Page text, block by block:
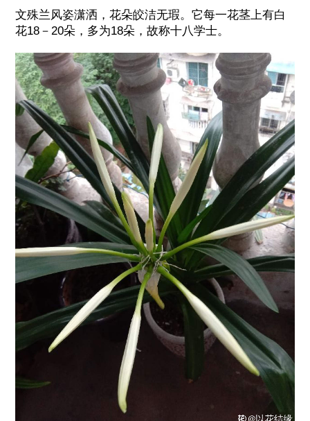
文殊兰风姿潇洒，花朵皎洁无瑕。它每一花茎上有白
花18－20朵，多为18朵，故称十八学士。